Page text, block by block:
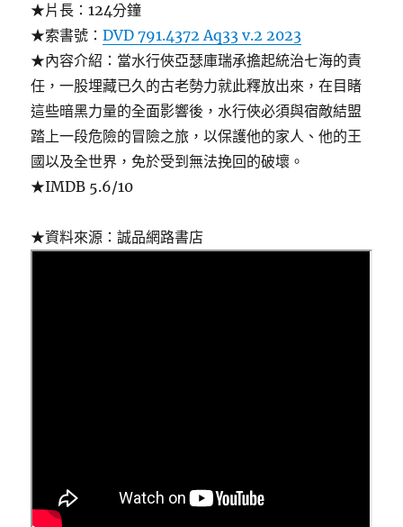
★片長：124分鐘
★索書號：DVD 791.4372 Aq33 v.2 2023
★內容介紹：當水行俠亞瑟庫瑞承擔起統治七海的責
任，一股埋藏已久的古老勢力就此釋放出來，在目睹
這些暗黑力量的全面影響後，水行俠必須與宿敵結盟
踏上一段危險的冒險之旅，以保護他的家人、他的王
國以及全世界，免於受到無法挽回的破壞。
★IMDB 5.6/10
★資料來源：誠品網路書店